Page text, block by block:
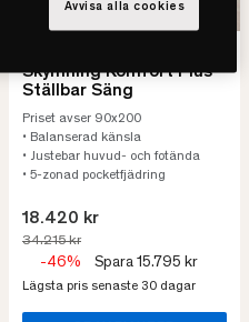
Skymning Komfort Plus
Ställbar Säng
Priset avser 90x200
• Balanserad känsla
• Justebar huvud- och fotända
• 5-zonad pocketfjädring
18.420 kr
34.215 kr
-46% Spara 15.795 kr
Lägsta pris senaste 30 dagar
Avvisa alla cookies